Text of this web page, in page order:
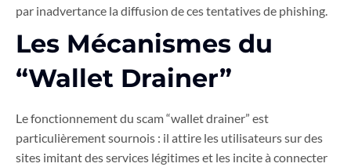
par inadvertance la diffusion de ces tentatives de phishing.
Les Mécanismes du
“Wallet Drainer”
Le fonctionnement du scam “wallet drainer” est
particulièrement sournois : il attire les utilisateurs sur des
sites imitant des services légitimes et les incite à connecter